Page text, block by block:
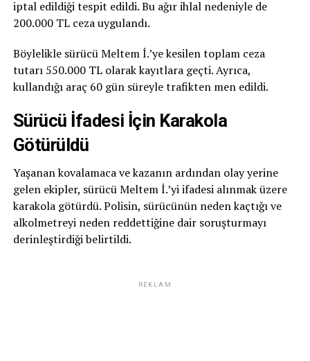
iptal edildiği tespit edildi. Bu ağır ihlal nedeniyle de
200.000 TL ceza uygulandı.
Böylelikle sürücü Meltem İ.’ye kesilen toplam ceza
tutarı 550.000 TL olarak kayıtlara geçti. Ayrıca,
kullandığı araç 60 gün süreyle trafikten men edildi.
Sürücü İfadesi İçin Karakola
Götürüldü
Yaşanan kovalamaca ve kazanın ardından olay yerine
gelen ekipler, sürücü Meltem İ.’yi ifadesi alınmak üzere
karakola götürdü. Polisin, sürücünün neden kaçtığı ve
alkolmetreyi neden reddettiğine dair soruşturmayı
derinleştirdiği belirtildi.
REKLAM